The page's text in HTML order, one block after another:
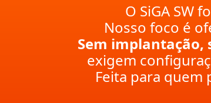
O SiGA SW
Nosso foco é
Sem implantação,
exigem
Feita para